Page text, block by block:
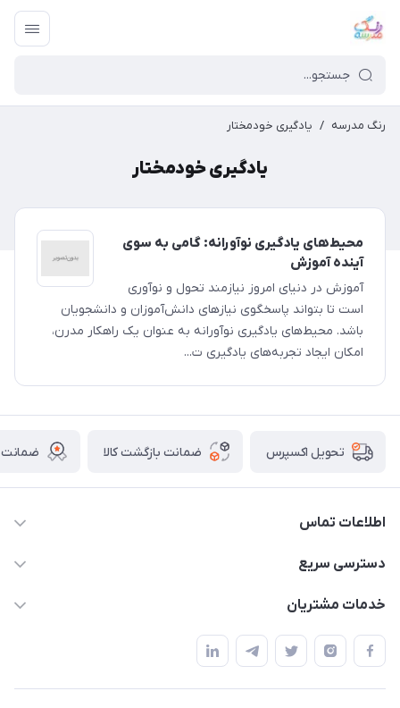
رنگ مدرسه / یادگیری خودمختار
یادگیری خودمختار
محیط‌های یادگیری نوآورانه: گامی به سوی
آینده آموزش
آموزش در دنیای امروز نیازمند تحول و نوآوری
است تا بتواند پاسخگوی نیازهای دانش‌آموزان و دانشجویان
باشد. محیط‌های یادگیری نوآورانه به عنوان یک راهکار مدرن،
امکان ایجاد تجربه‌های یادگیری ت...
تحویل اکسپرس ضمانت بازگشت کالا ضمانت
اطلاعات تماس
02136781755
دسترسی سریع
پلنر و دفتر
استایل معلم و دانش آموز
بازی و نمایش
خدمات مشتریان
قوانین و مقررات
حریم خصوصی